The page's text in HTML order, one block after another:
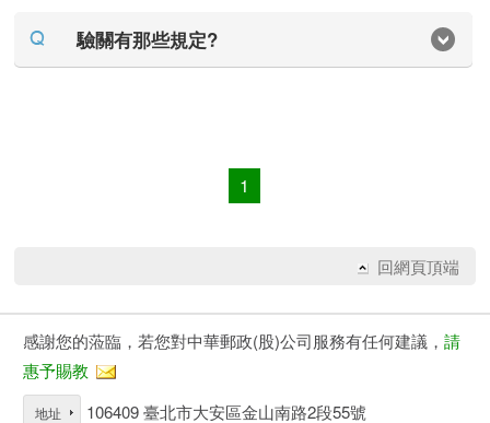
驗關有那些規定?
1
回網頁頂端
感謝您的蒞臨，若您對中華郵政(股)公司服務有任何建議， 請
惠予賜教
地址 106409 臺北市大安區金山南路2段55號